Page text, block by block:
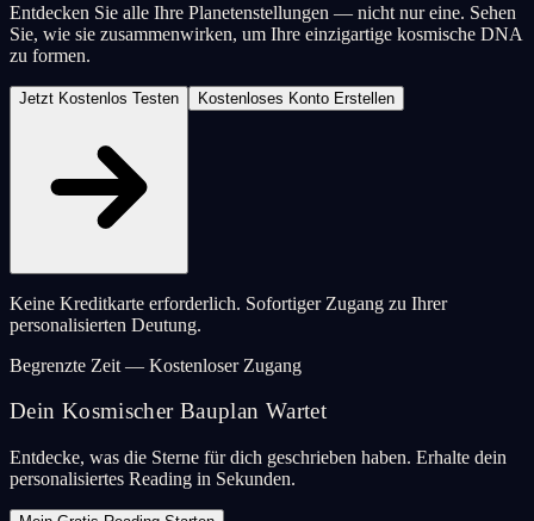
Entdecken Sie alle Ihre Planetenstellungen — nicht nur eine. Sehen
Sie, wie sie zusammenwirken, um Ihre einzigartige kosmische DNA
zu formen.
Jetzt Kostenlos Testen Kostenloses Konto Erstellen
Keine Kreditkarte erforderlich. Sofortiger Zugang zu Ihrer
personalisierten Deutung.
Begrenzte Zeit — Kostenloser Zugang
Dein Kosmischer Bauplan Wartet
Entdecke, was die Sterne für dich geschrieben haben. Erhalte dein
personalisiertes Reading in Sekunden.